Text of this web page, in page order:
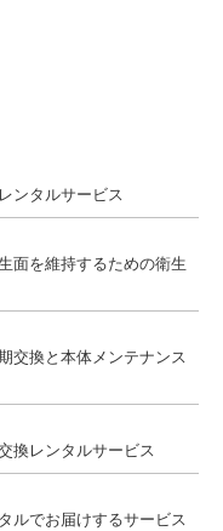
ンタルサービス
面を維持するための衛生
交換と本体メンテナンス
換レンタルサービス
ルでお届けするサービス